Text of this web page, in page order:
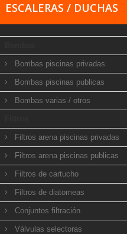
ESCALERAS / DUCHAS
Bombas piscinas privadas
Bombas piscinas publicas
Bombas varias / otros
Filtros arena piscinas privadas
Filtros arena piscinas publicas
Filtros de cartucho
Filtros de diatomeas
Conjuntos filtración
Válvulas selectoras